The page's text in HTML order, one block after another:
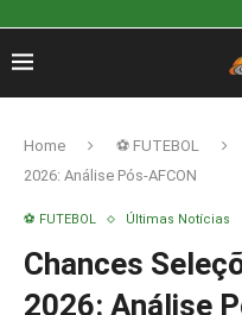
Home ⚽ FUTEBOL
2026: Análise Pós-AFCON
⚽ FUTEBOL Últimas Notícias
Chances
2026: Análise